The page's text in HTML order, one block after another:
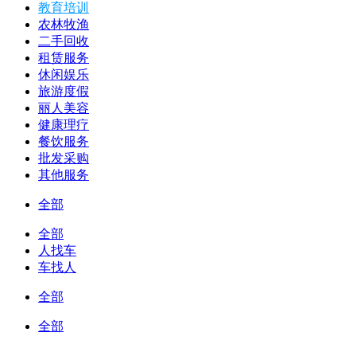
教育培训
农林牧渔
二手回收
租赁服务
休闲娱乐
旅游度假
丽人美容
健康理疗
餐饮服务
批发采购
其他服务
全部
全部
人找车
车找人
全部
全部